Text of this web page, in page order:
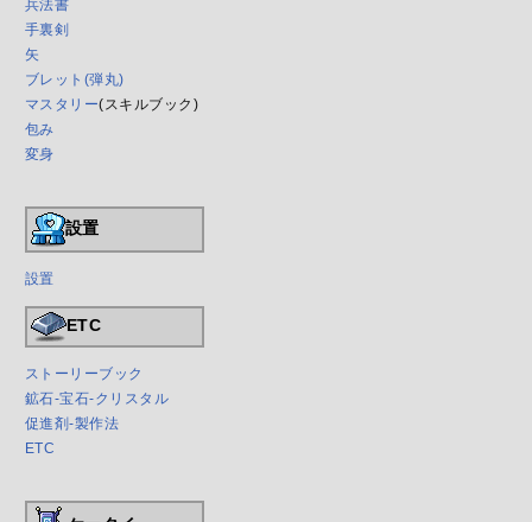
兵法書
手裏剣
矢
ブレット(弾丸)
マスタリー(スキルブック)
包み
変身
設置
設置
ETC
ストーリーブック
鉱石-宝石-クリスタル
促進剤-製作法
ETC